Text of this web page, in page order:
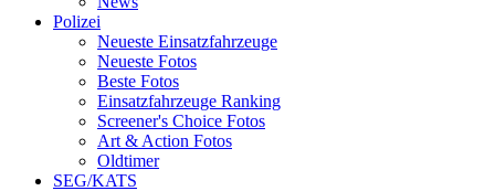
Polizei
Neueste Einsatzfahrzeuge
Neueste Fotos
Beste Fotos
Einsatzfahrzeuge Ranking
Screener's Choice Fotos
Art & Action Fotos
Oldtimer
SEG/KATS